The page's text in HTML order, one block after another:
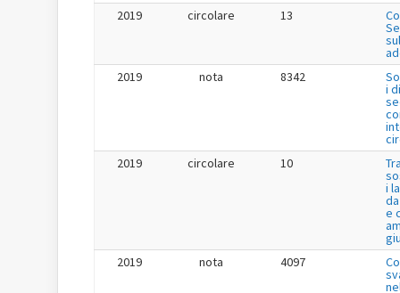
2019
circolare 13
2019
nota 8342
i
2019
circolare 10
i
e
2019
nota 4097